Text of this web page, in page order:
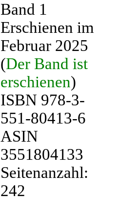
Band 1
Erschienen im
Februar 2025
(Der Band ist
erschienen)
ISBN 978-3-
551-80413-6
ASIN
3551804133
Seitenanzahl:
242